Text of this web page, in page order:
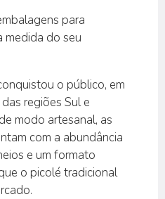
para
medida do seu
o público, em
regiões Sul e
modo artesanal, as
com a abundância
e um formato
o picolé tradicional